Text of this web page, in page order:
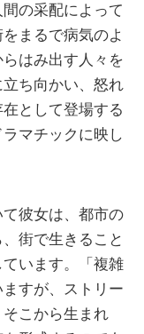
の采配によって
まるで病気のよ
はみ出す人々を
ち向かい、怒れ
として登場する
マチックに映し
て彼女は、都市の
街で生きること
います。「複雑
すが、ストリー
こから生まれ